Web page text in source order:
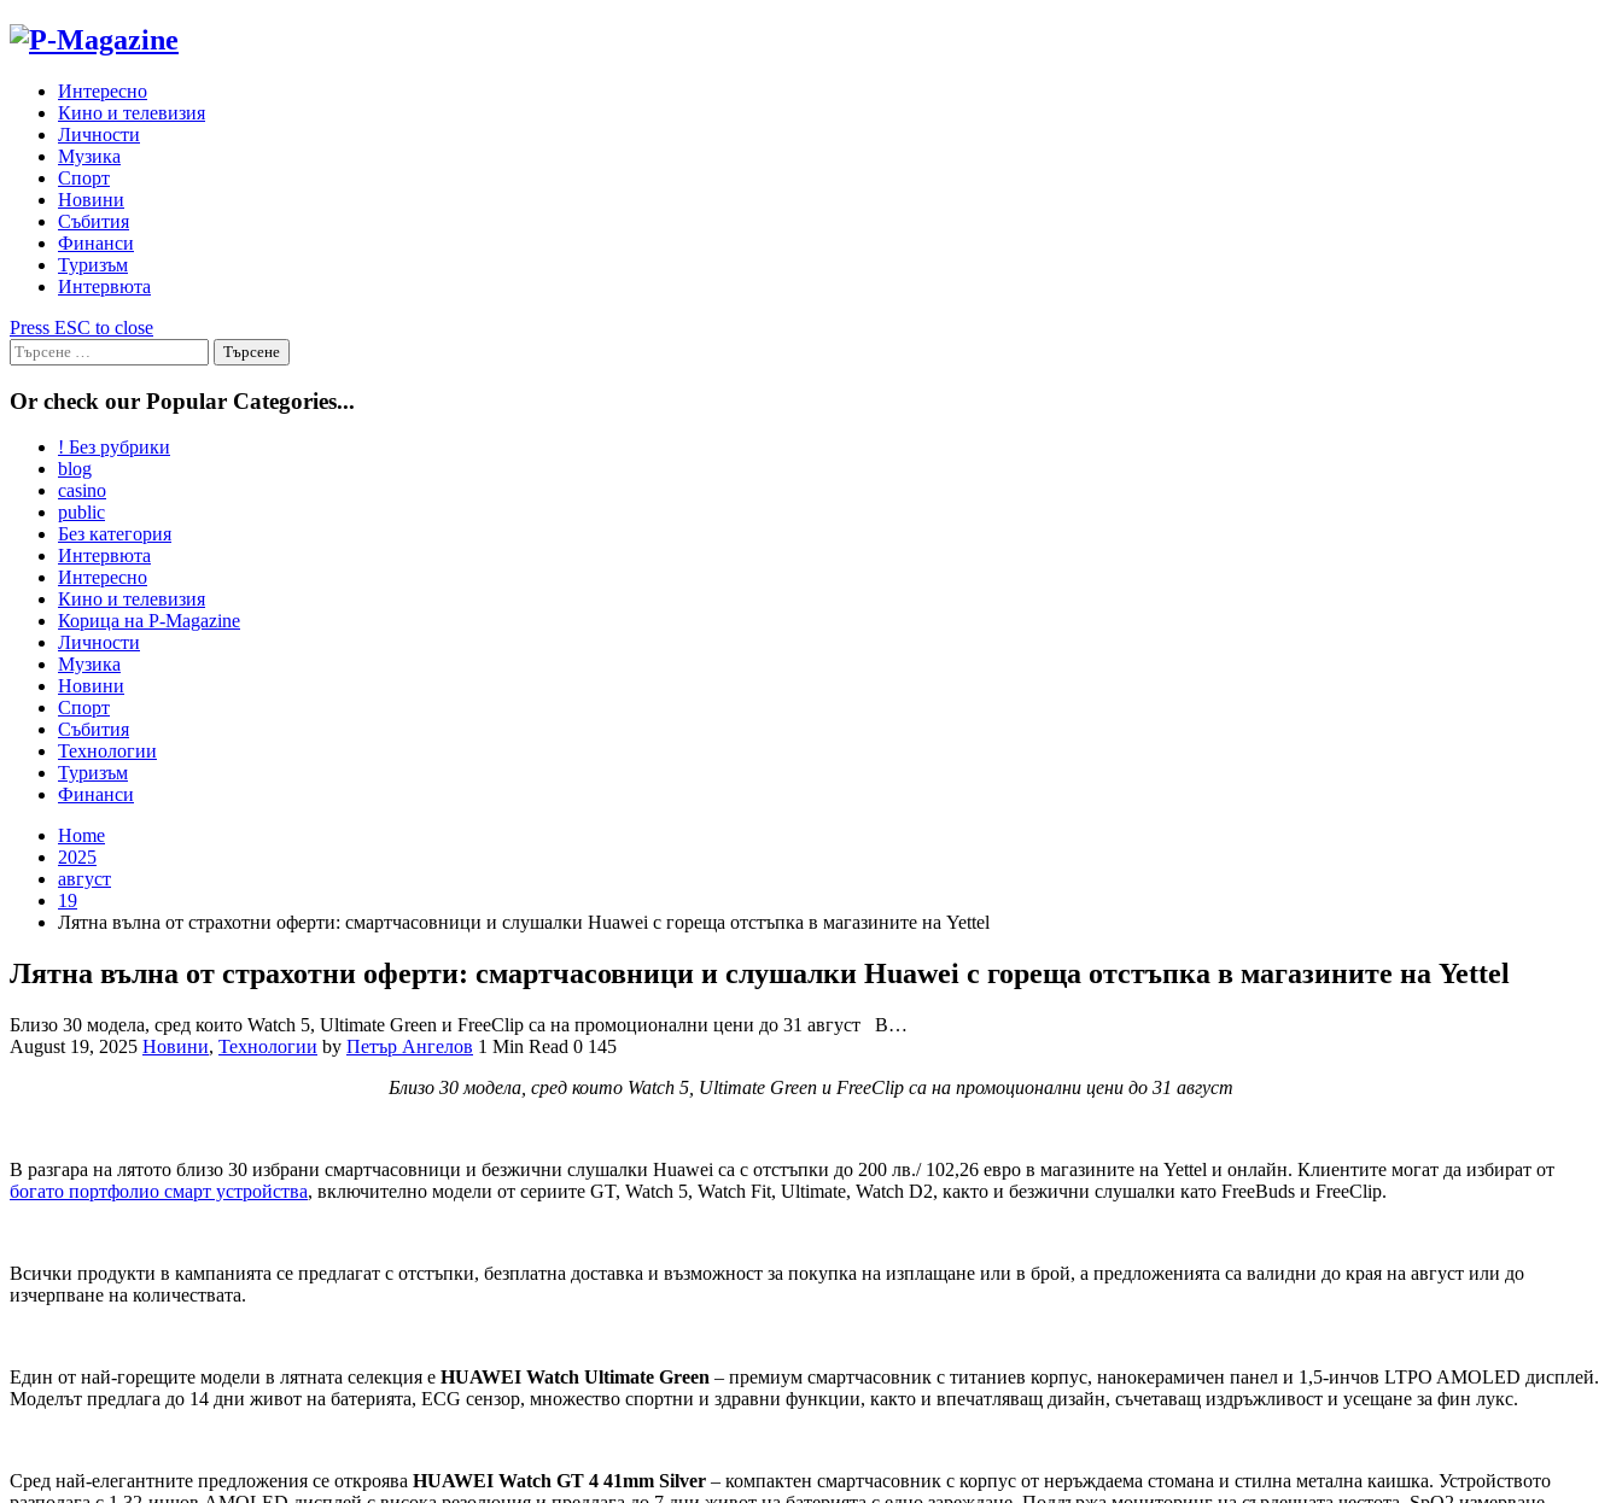
Skip
Интересно
Кино и телевизия
Личности
Музика
Спорт
Новини
Събития
Финанси
Туризъм
Интервюта
Press ESC to close
Търсене
за:
Or check our Popular Categories...
! Без рубрики
blog
casino
public
Без категория
Интервюта
Интересно
Кино и телевизия
Корица на P-Magazine
Личности
Музика
Новини
Спорт
Събития
Технологии
Туризъм
Финанси
Home
2025
август
19
Лятна вълна от страхотни оферти: смартчасовници и слушалки Huawei с гореща отстъпка в магазините на Yettel
Лятна вълна от страхотни оферти: смартчасовници и слушалки Huawei с гореща отстъпка в магазините на Yettel
Близо 30 модела, сред които Watch 5, Ultimate Green и FreeClip са на промоционални цени до 31 август В…
August 19, 2025 Новини, Технологии by Петър Ангелов 1 Min Read 0 145
Близо 30 модела, сред които Watch 5, Ultimate Green и FreeClip са на промоционални цени до 31 август
В разгара на лятото близо 30 избрани смартчасовници и безжични слушалки Huawei са с отстъпки до 200 лв./ 102,26 евро в магазините на Yettel и онлайн. Клиентите могат да избират от
богато портфолио смарт устройства, включително модели от сериите GT, Watch 5, Watch Fit, Ultimate, Watch D2, както и безжични слушалки като FreeBuds и FreeClip.
Всички продукти в кампанията се предлагат с отстъпки, безплатна доставка и възможност за покупка на изплащане или в брой, а предложенията са валидни до края на август или до
изчерпване на количествата.
Един от най-горещите модели в лятната селекция е HUAWEI Watch Ultimate Green – премиум смартчасовник с титаниев корпус, нанокерамичен панел и 1,5-инчов LTPO AMOLED дисплей.
Моделът предлага до 14 дни живот на батерията, ECG сензор, множество спортни и здравни функции, както и впечатляващ дизайн, съчетаващ издръжливост и усещане за фин лукс.
Сред най-елегантните предложения се откроява HUAWEI Watch GT 4 41mm Silver – компактен смартчасовник с корпус от неръждаема стомана и стилна метална каишка. Устройството